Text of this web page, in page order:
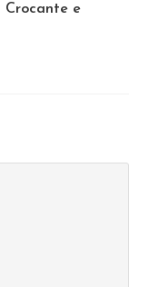
Crocante e